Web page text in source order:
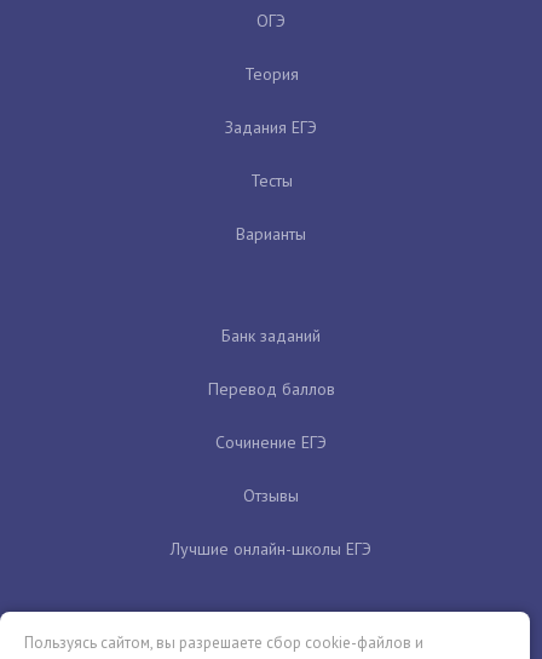
ОГЭ
Теория
Задания ЕГЭ
Тесты
Варианты
Банк заданий
Перевод баллов
Сочинение ЕГЭ
Отзывы
Лучшие онлайн-школы ЕГЭ
Пользуясь сайтом, вы разрешаете сбор cookie-файлов и